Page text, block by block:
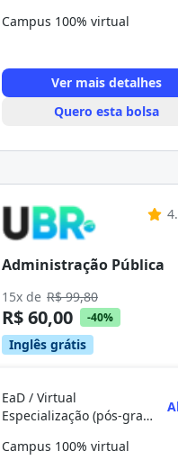
Campus 100% virtual
Ver mais detalhes
Quero esta bolsa
Administração Pública
15x de R$ 99,80
R$ 60,00 -40%
Inglês grátis
EaD / Virtual
Especialização (pós-graduação)
Campus 100% virtual